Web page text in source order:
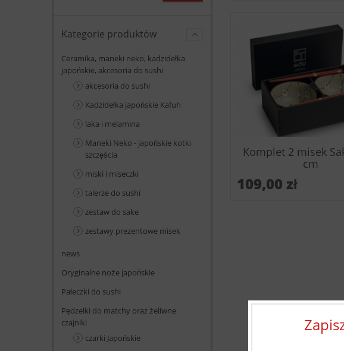
Komplet 2 misek
cm
109,00 zł
Kategorie produktów
Ceramika, maneki neko, kadzidełka
japońskie, akcesoria do sushi
akcesoria do sushi
Kadzidełka japońskie Kafuh
laka i melamina
Maneki Neko - japońskie kotki
szczęścia
miski i miseczki
talerze do sushi
zestaw do sake
zestawy prezentowe misek
news
Oryginalne noże japońskie
Pałeczki do sushi
Pędzelki do matchy oraz żeliwne
czajniki
czarki Japońskie